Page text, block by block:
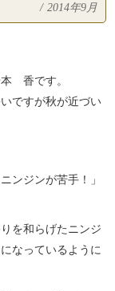
/ 2014年9月
香です。
ですが秋が近づい
ンジンが苦手！」
を和らげたニンジ
なっているように